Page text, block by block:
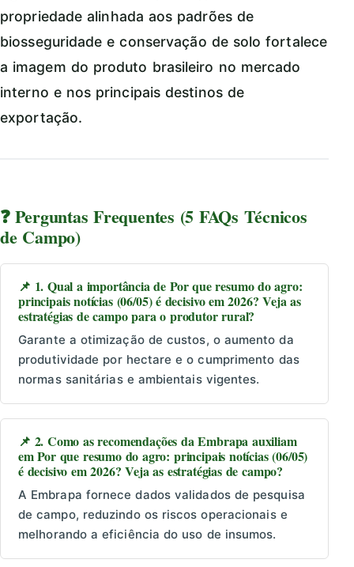
propriedade alinhada aos padrões de
biosseguridade e conservação de solo fortalece
a imagem do produto brasileiro no mercado
interno e nos principais destinos de
exportação.
❓ Perguntas Frequentes (5 FAQs Técnicos
de Campo)
📌 1. Qual a importância de Por que resumo do agro:
principais notícias (06/05) é decisivo em 2026? Veja as
estratégias de campo para o produtor rural?
Garante a otimização de custos, o aumento da
produtividade por hectare e o cumprimento das
normas sanitárias e ambientais vigentes.
📌 2. Como as recomendações da Embrapa auxiliam
em Por que resumo do agro: principais notícias (06/05)
é decisivo em 2026? Veja as estratégias de campo?
A Embrapa fornece dados validados de pesquisa
de campo, reduzindo os riscos operacionais e
melhorando a eficiência do uso de insumos.